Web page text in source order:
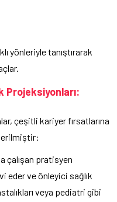
yönleriyle tanıştırarak
Projeksiyonları:
çeşitli kariyer fırsatlarına
çalışan pratisyen
eder ve önleyici sağlık
veya pediatri gibi